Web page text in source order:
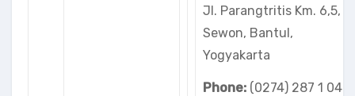
Jl. Parangtritis Km. 6,5,
Sewon, Bantul,
Yogyakarta
Phone: (0274) 287 1 048